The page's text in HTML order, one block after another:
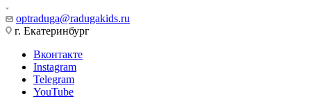
optraduga@radugakids.ru
г. Екатеринбург
Вконтакте
Instagram
Telegram
YouTube